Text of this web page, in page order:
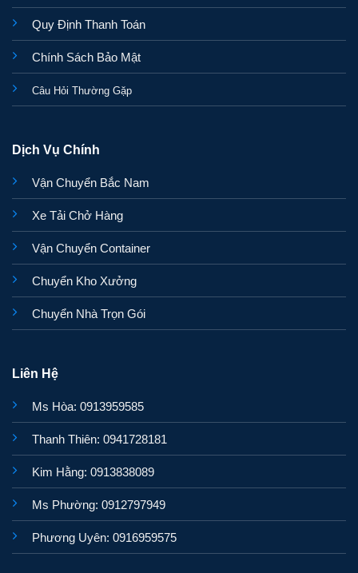
Quy Định Thanh Toán
Chính Sách Bảo Mật
Câu Hỏi Thường Gặp
Dịch Vụ Chính
Vận Chuyển Bắc Nam
Xe Tải Chở Hàng
Vận Chuyển Container
Chuyển Kho Xưởng
Chuyển Nhà Trọn Gói
Liên Hệ
Ms Hòa: 0913959585
Thanh Thiên: 0941728181
Kim Hằng: 0913838089
Ms Phường: 0912797949
Phương Uyên: 0916959575